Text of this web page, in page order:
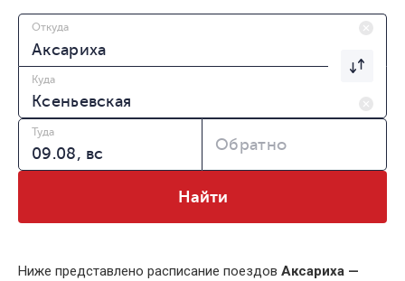
Откуда
Куда
Туда
Обратно
Найти
Ниже представлено расписание поездов Аксариха —